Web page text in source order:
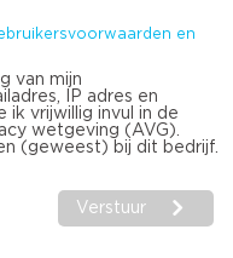
en
van mijn
IP adres en
vrijwillig invul in de
wetgeving (AVG).
(geweest) bij dit bedrijf.
Verstuur